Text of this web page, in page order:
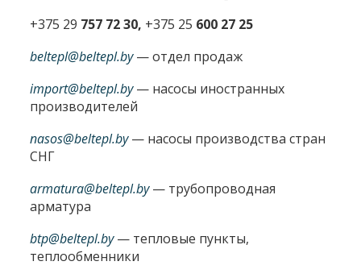
+375 29 757 72 30, +375 25 600 27 25
beltepl@beltepl.by— отдел продаж
import@beltepl.by— насосы иностранных
производителей
nasos@beltepl.by— насосы производства стран
СНГ
armatura@beltepl.by— трубопроводная
арматура
btp@beltepl.by— тепловые пункты,
теплообменники